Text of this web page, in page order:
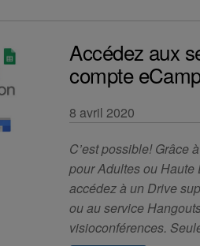
Accédez aux
compte
8 avril 2020
C’est possible! Grâce
pour Adultes ou
accédez à un Drive
ou au service
visioconférences.